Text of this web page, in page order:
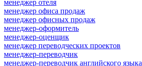
менеджер отеля
менеджер офиса продаж
менеджер офисных продаж
менеджер-оформитель
менеджер-оценщик
менеджер переводческих проектов
менеджер-переводчик
менеджер-переводчик английского языка